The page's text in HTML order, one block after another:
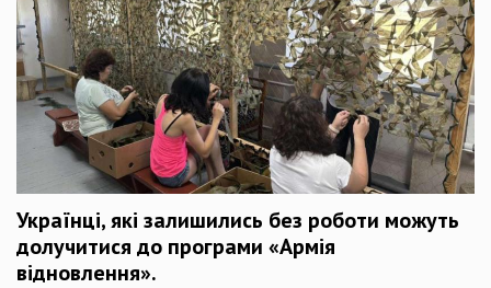
Українці, які залишились без роботи можуть
долучитися до програми «Армія
відновлення».